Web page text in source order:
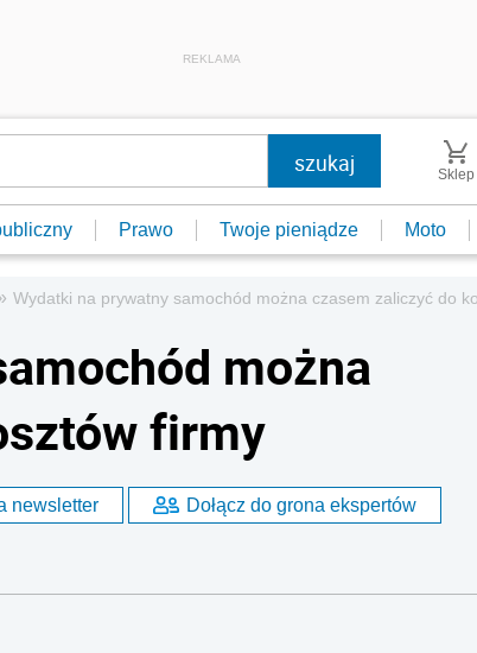
REKLAMA
Sklep
Prawo Twoje pieniądze Moto
Wydatki na prywatny samochód można czasem zaliczyć do
można
firmy
newsletter Dołącz do grona ekspertów